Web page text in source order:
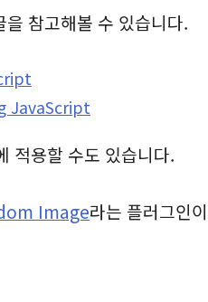
참고해볼 수 있습니다.
JavaScript
적용할 수도 있습니다.
Image라는 플러그인